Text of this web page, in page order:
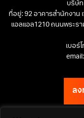
บริษัท
ที่อยู่: 92 อาคารสำนักงาน
แอลแอล1210 ถนนพระร
เบอร์
ลง